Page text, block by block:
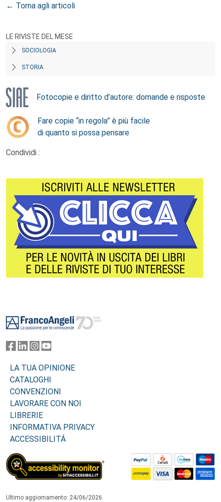
← Torna agli articoli
LE RIVISTE DEL MESE
SOCIOLOGIA
STORIA
Fotocopie e diritto d’autore: domande e risposte
Fare copie “in regola” è più facile
di quanto si possa pensare
Condividi :
LA TUA OPINIONE
CATALOGHI
CONVENZIONI
LAVORARE CON NOI
LIBRERIE
INFORMATIVA PRIVACY
ACCESSIBILITÁ
Ultimo aggiornamento: 24/06/2026